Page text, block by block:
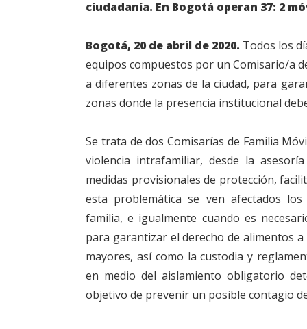
ciudadanía. En Bogotá operan 37: 2
Bogotá, 20 de abril de 2020. Todos los
equipos compuestos por un Comisario/a
a diferentes zonas de la ciudad, para
zonas donde la presencia institucional
Se trata de dos Comisarías de Familia
violencia intrafamiliar, desde la
medidas provisionales de protección,
esta problemática se ven afectados
familia, e igualmente cuando es
para garantizar el derecho de alimentos
mayores, así como la custodia y
en medio del aislamiento obligatorio
objetivo de prevenir un posible contagio